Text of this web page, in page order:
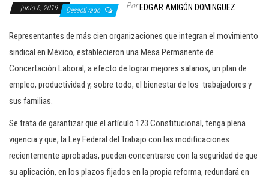
junio 6, 2019 Desactivado Por EDGAR AMIGÓN DOMINGUEZ
Representantes de más cien organizaciones que integran el movimiento
sindical en México, establecieron una Mesa Permanente de
Concertación Laboral, a efecto de lograr mejores salarios, un plan de
empleo, productividad y, sobre todo, el bienestar de los trabajadores y
sus familias.
Se trata de garantizar que el artículo 123 Constitucional, tenga plena
vigencia y que, la Ley Federal del Trabajo con las modificaciones
recientemente aprobadas, pueden concentrarse con la seguridad de que
su aplicación, en los plazos fijados en la propia reforma, redundará en